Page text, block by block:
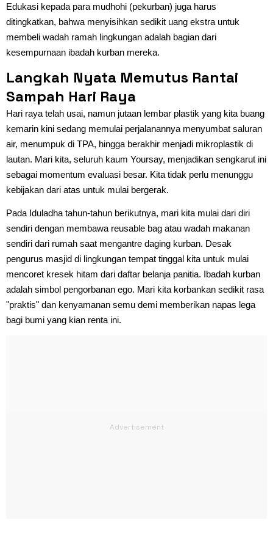
Edukasi kepada para mudhohi (pekurban) juga harus
ditingkatkan, bahwa menyisihkan sedikit uang ekstra untuk
membeli wadah ramah lingkungan adalah bagian dari
kesempurnaan ibadah kurban mereka.
Langkah Nyata Memutus Rantai
Sampah Hari Raya
Hari raya telah usai, namun jutaan lembar plastik yang kita buang
kemarin kini sedang memulai perjalanannya menyumbat saluran
air, menumpuk di TPA, hingga berakhir menjadi mikroplastik di
lautan. Mari kita, seluruh kaum Yoursay, menjadikan sengkarut ini
sebagai momentum evaluasi besar. Kita tidak perlu menunggu
kebijakan dari atas untuk mulai bergerak.
Pada Iduladha tahun-tahun berikutnya, mari kita mulai dari diri
sendiri dengan membawa reusable bag atau wadah makanan
sendiri dari rumah saat mengantre daging kurban. Desak
pengurus masjid di lingkungan tempat tinggal kita untuk mulai
mencoret kresek hitam dari daftar belanja panitia. Ibadah kurban
adalah simbol pengorbanan ego. Mari kita korbankan sedikit rasa
"praktis" dan kenyamanan semu demi memberikan napas lega
bagi bumi yang kian renta ini.